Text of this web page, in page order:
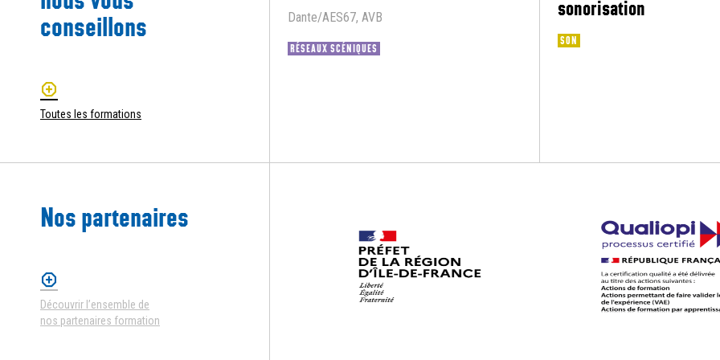
conseillons
Toutes les formations
Dante/AES67, AVB
RÉSEAUX SCÉNIQUES
sonorisation
SON
Nos partenaires
Découvrir l’ensemble de
nos partenaires formation